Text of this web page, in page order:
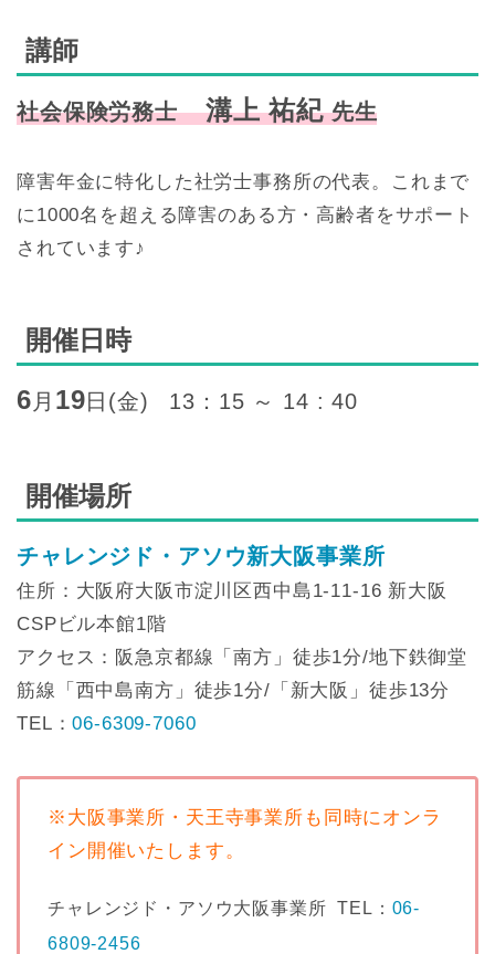
講師
社会保険労務士溝上 祐紀先生
障害年金に特化した社労士事務所の代表。これまで
に1000名を超える障害のある方・高齢者をサポート
されています♪
開催日時
6 月 19日(金) 13：15 ～ 14 : 40
開催場所
チャレンジド・アソウ新大阪事業所
住所：大阪府大阪市淀川区西中島1-11-16 新大阪
CSPビル本館1階
アクセス：阪急京都線「南方」徒歩1分/地下鉄御堂
筋線「西中島南方」徒歩1分/「新大阪」徒歩13分
TEL：06-6309-7060
※大阪事業所・天王寺事業所も同時にオンラ
イン開催いたします。
チャレンジド・アソウ大阪事業所 TEL： 06-
6809-2456